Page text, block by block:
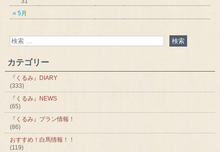
« 5月
カテゴリー
『くるみ』DIARY
(333)
『くるみ』NEWS
(65)
『くるみ』プラン情報！
(86)
おすすめ！白馬情報！！
(119)